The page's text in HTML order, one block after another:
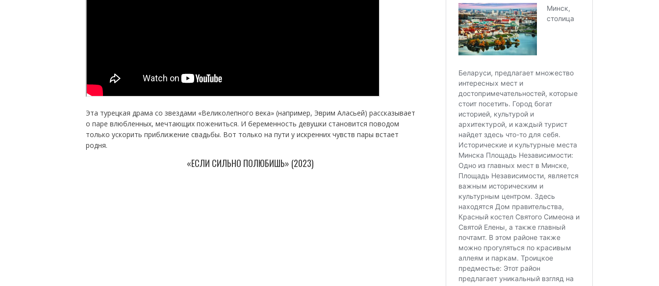
Эта турецкая драма со звездами «Великолепного века» (например, Эврим Аласьей) рассказывает
о паре влюбленных, мечтающих пожениться. И беременность девушки становится поводом
только ускорить приближение свадьбы. Вот только на пути у искренних чувств пары встает
родня.
«ЕСЛИ СИЛЬНО ПОЛЮБИШЬ» (2023)